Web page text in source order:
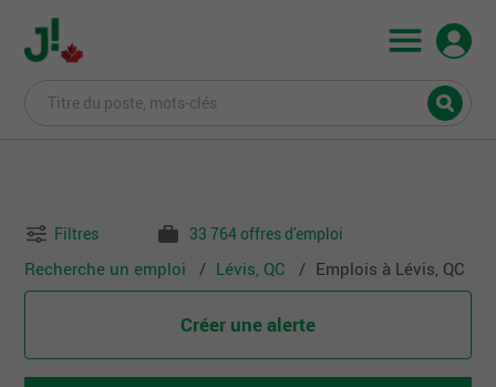
Filtres 33 764 offres d'emploi
Recherche un emploi Lévis, QC Emplois à Lévis, QC
Créer une alerte